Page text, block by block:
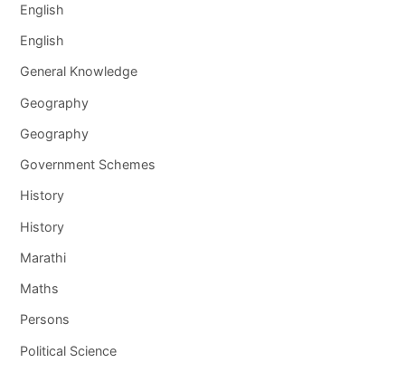
English
English
General Knowledge
Geography
Geography
Government Schemes
History
History
Marathi
Maths
Persons
Political Science